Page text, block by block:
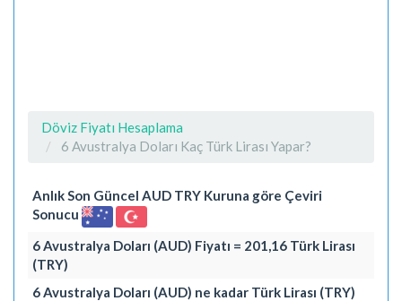
Döviz Fiyatı Hesaplama
6 Avustralya Doları Kaç Türk Lirası Yapar?
Anlık Son Güncel AUD TRY Kuruna göre Çeviri
Sonucu
6 Avustralya Doları (AUD) Fiyatı = 201,16 Türk Lirası
(TRY)
6 Avustralya Doları (AUD) ne kadar Türk Lirası (TRY)